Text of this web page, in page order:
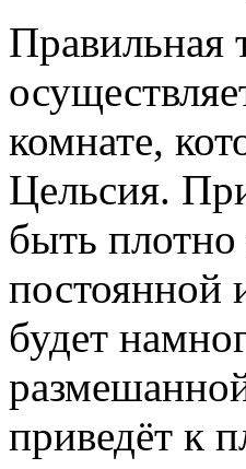
Правильная
комнате,
Цельсия.
быть плотно
постоянной
будет
приведёт к